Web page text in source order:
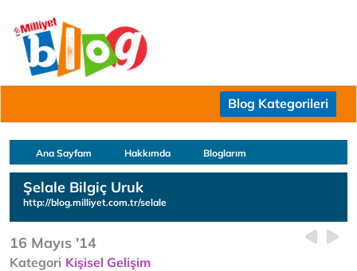
Blog Kategorileri
Ana Sayfam Hakkımda Bloglarım
Şelale Bilgiç Uruk
http://blog.milliyet.com.tr/selale
16 Mayıs '14
Kategori Kişisel Gelişim